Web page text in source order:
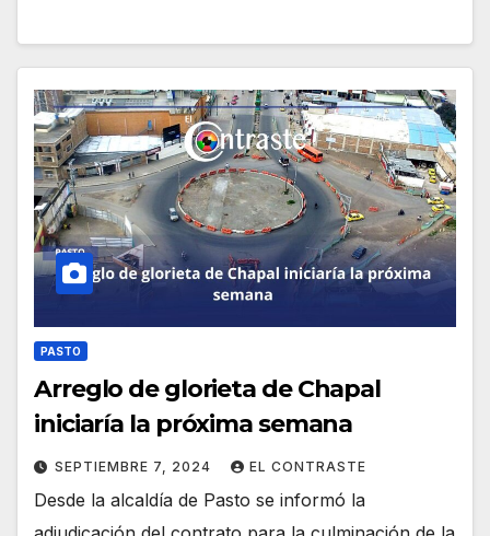
PASTO
Arreglo de glorieta de Chapal
iniciaría la próxima semana
SEPTIEMBRE 7, 2024 EL CONTRASTE
Desde la alcaldía de Pasto se informó la